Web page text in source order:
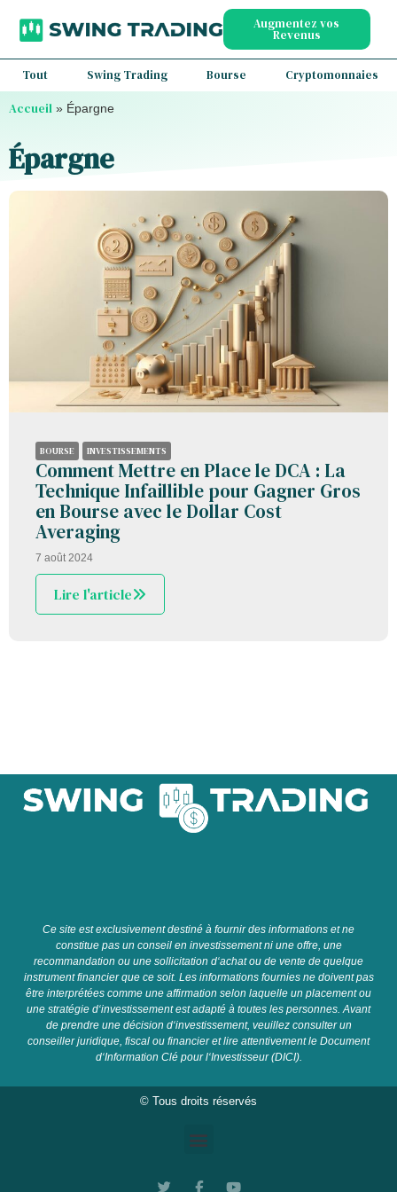
Augmentez vos
Revenus
Tout Swing Trading Bourse Cryptomonnaies
Accueil » Épargne
Épargne
BOURSE INVESTISSEMENTS
Comment Mettre en Place le DCA : La
Technique Infaillible pour Gagner Gros
en Bourse avec le Dollar Cost
Averaging
7 août 2024
Lire l'article
Ce site estexclusivementdestiné à fournirdes informations etne
constituepasun conseilen investissementniuneoffre, une
recommandation ou une sollicitation d‘achatou de vente de quelque
instrumentfinancierquecesoit. Lesinformationsfourniesnedoiventpas
être interprétées comme une affirmation selon laquelle un placementou
une stratégie d‘investissementestadapté à toutes les personnes. Avant
deprendreunedécision d‘investissement, veuillezconsulterun
conseillerjuridique, fiscal ou financieretlire attentivementle Document
d‘Information Clépourl‘Investisseur(DICI).
© Tous droits réservés